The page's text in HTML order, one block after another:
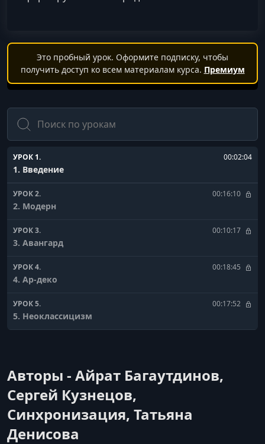
Это пробный урок. Оформите подписку, чтобы
получить доступ ко всем материалам курса. Премиум
Поиск
УРОК 1. 00:02:04
1. Введение
УРОК 2. 00:16:10
2. Модерн
УРОК 3. 00:10:17
3. Авангард
УРОК 4. 00:18:45
4. Ар-деко
УРОК 5. 00:17:52
5. Неоклассицизм
УРОК 7. 00:07:59
7. Постмодернизм
УРОК 8.
8. Современная архитектура
Авторы - Айрат Багаутдинов,
Сергей Кузнецов,
Синхронизация, Татьяна
Денисова